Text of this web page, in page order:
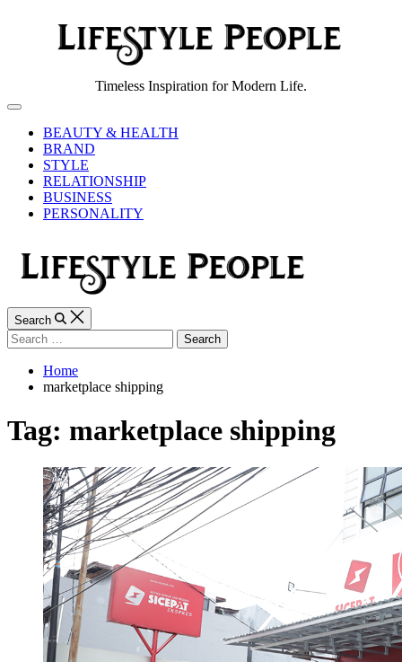
People
Timeless Inspiration for Modern Life.
Off
CanvasBEAUTY & HEALTH
BRAND
STYLE
RELATIONSHIP
BUSINESS
PERSONALITY
Search
Search
for:
Home
marketplace shipping
Tag: marketplace shipping